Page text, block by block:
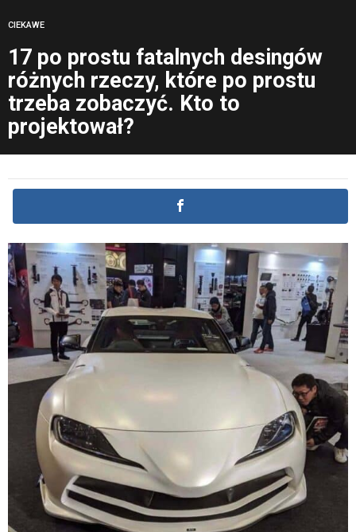
CIEKAWE
17 po prostu fatalnych desingów
różnych rzeczy, które po prostu
trzeba zobaczyć. Kto to
projektował?